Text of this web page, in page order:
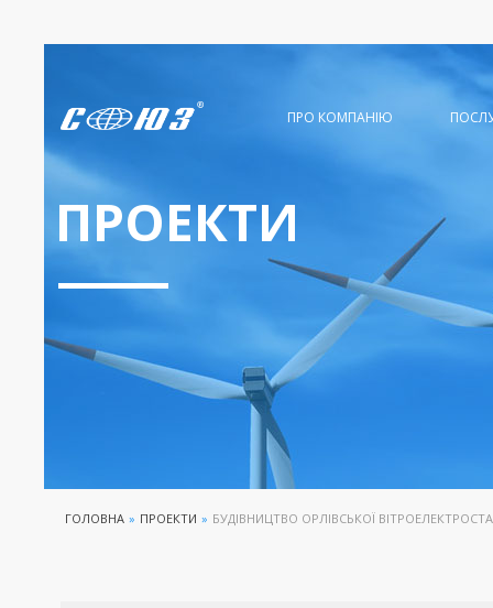
ПРОЕКТИ
ПРО КОМПАНІЮ
ГОЛОВНА » ПРОЕКТИ » БУДІВНИЦТВО ОРЛІВСЬКОЇ